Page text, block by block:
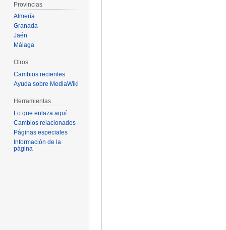
Provincias
Almería
Granada
Jaén
Málaga
Otros
Cambios recientes
Ayuda sobre MediaWiki
Herramientas
Lo que enlaza aquí
Cambios relacionados
Páginas especiales
Información de la
página